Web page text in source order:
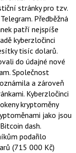
l
e
t
j
t
e
n
a
a
c
o
o
k
u
j
t
stránky pro tzv.
Předběžná
patří nejspíše
kyberzločinci
tisíc dolarů.
do údajné nové
Společnost
a zároveň
Kyberzločinci
kryptoměny
jako jsou
dash.
podařilo
(715 000 Kč)